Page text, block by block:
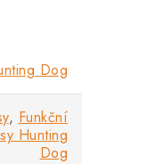
Dog
, Funkční
Hunting
Dog